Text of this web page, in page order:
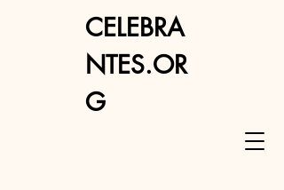
CELEBRA
NTES.OR
G